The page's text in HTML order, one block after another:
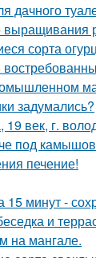
дачного
сорта
задумались?
век, г.
под
печение!
15 минут -
и
на мангале.